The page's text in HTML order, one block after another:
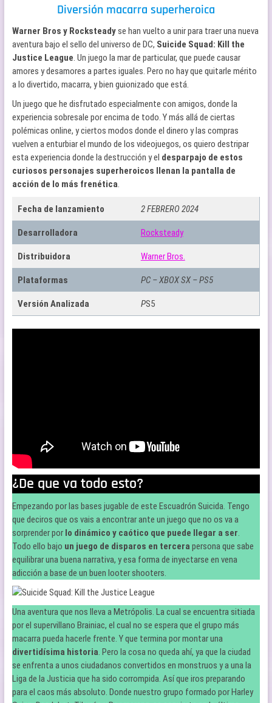
Diversión macarra superheroica
Warner Bros y Rocksteadyse han vuelto a unir para traer una nueva
aventura bajo el sello del universo de DC, Suicide Squad: Kill the
Justice League. Un juego la mar de particular, que puede causar
amores y desamores a partes iguales. Pero no hay que quitarle mérito
a lo divertido, macarra, y bien guionizado que está.
Un juego que he disfrutado especialmente con amigos, donde la
experiencia sobresale por encima de todo. Y más allá de ciertas
polémicas online, y ciertos modos donde el dinero y las compras
vuelven a enturbiar el mundo de los videojuegos, os quiero destripar
esta experiencia donde la destrucción y el desparpajo de estos
curiosos personajes superheroicos llenan la pantalla de
acción de lo más frenética.
Fecha de lanzamiento 2 FEBRERO 2024
Desarrolladora Rocksteady
Distribuidora Warner Bros.
Plataformas PC – XBOX SX – PS5
Versión Analizada PS5
¿De que va todo esto?
Empezando por las bases jugable de este Escuadrón Suicida. Tengo
que deciros que os vais a encontrar ante un juego que no os va a
sorprender por lo dinámico y caótico que puede llegar a ser.
Todo ello bajo un juego de disparos en tercera persona que sabe
equilibrar una buena narrativa, y esa forma de inyectarse en vena
adicción a base de un buen looter shooters.
Una aventura que nos lleva a Metrópolis. La cual se encuentra sitiada
por el supervillano Brainiac, el cual no se espera que el grupo más
macarra pueda hacerle frente. Y que termina por montar una
divertidísima historia. Pero la cosa no queda ahí, ya que la ciudad
se enfrenta a unos ciudadanos convertidos en monstruos y a una la
Liga de la Justicia que ha sido corrompida. Así que iros preparando
para el caos más absoluto. Donde nuestro grupo formado por Harley